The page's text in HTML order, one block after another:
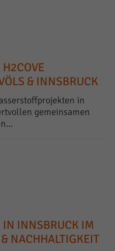
& INNSBRUCK
in
gemeinsamen
IN INNSBRUCK IM
NACHHALTIGKEIT